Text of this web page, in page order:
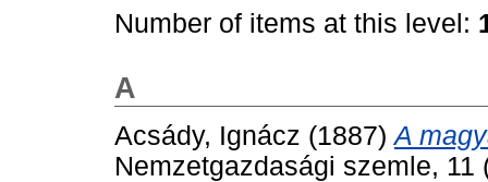
Number of items at this level:
A
Acsády, Ignácz (1887)A
Nemzetgazdasági szemle, 11